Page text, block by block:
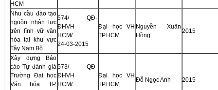
HCM
Nhu cầu đào tạo
nguồn nhân lực
trên lĩnh vữ văn
hóa tại khu vực
Tây Nam Bộ
574/ QĐ-
ĐHVH
HCM/
24-03-2015
Đại học VH
TP.HCM
Nguyễn Xuân
Hồng
2015
Xây dựng Báo
cáo Tự đánh giá
Trường Đại học
Văn hóa TP.
573/ QĐ-
ĐHVH
HCM/
Đại học VH
TP.HCM
Đỗ Ngọc Anh 2015